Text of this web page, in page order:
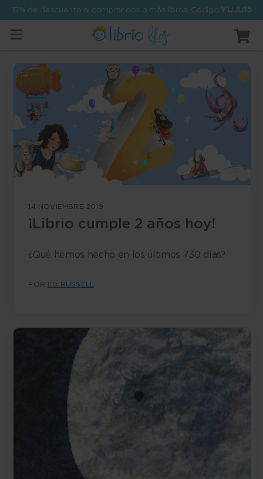
15% de descuento al comprar dos o más libros. Código YUJU15
14 NOVIEMBRE 2019
¡Librio cumple 2 años hoy!
¿Qué hemos hecho en los últimos 730 días?
POR ED RUSSELL